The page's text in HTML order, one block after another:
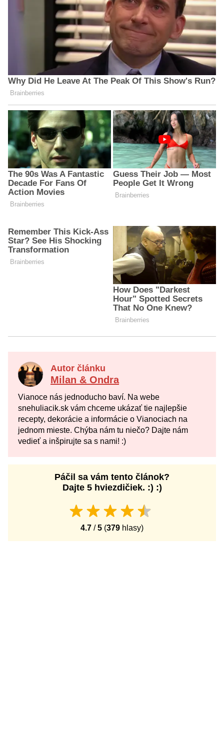
Autor článku
Milan & Ondra
Vianoce nás jednoducho baví. Na webe
snehuliacik.sk vám chceme ukázať tie najlepšie
recepty, dekorácie a informácie o Vianociach na
jednom mieste. Chýba nám tu niečo? Dajte nám
vedieť a inšpirujte sa s nami! :)
Páčil sa vám tento článok?
Dajte 5 hviezdičiek. :) :)
4.7 /5 (379 hlasy)